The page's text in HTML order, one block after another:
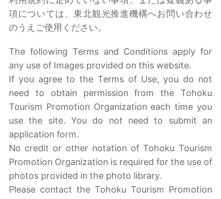
項については、東北観光推進機構へお問い合わせ
のうえご使用ください。
The following Terms and Conditions apply for
any use of Images provided on this website.
If you agree to the Terms of Use, you do not
need to obtain permission from the Tohoku
Tourism Promotion Organization each time you
use the site. You do not need to submit an
application form.
No credit or other notation of Tohoku Tourism
Promotion Organization is required for the use of
photos provided in the photo library.
Please contact the Tohoku Tourism Promotion